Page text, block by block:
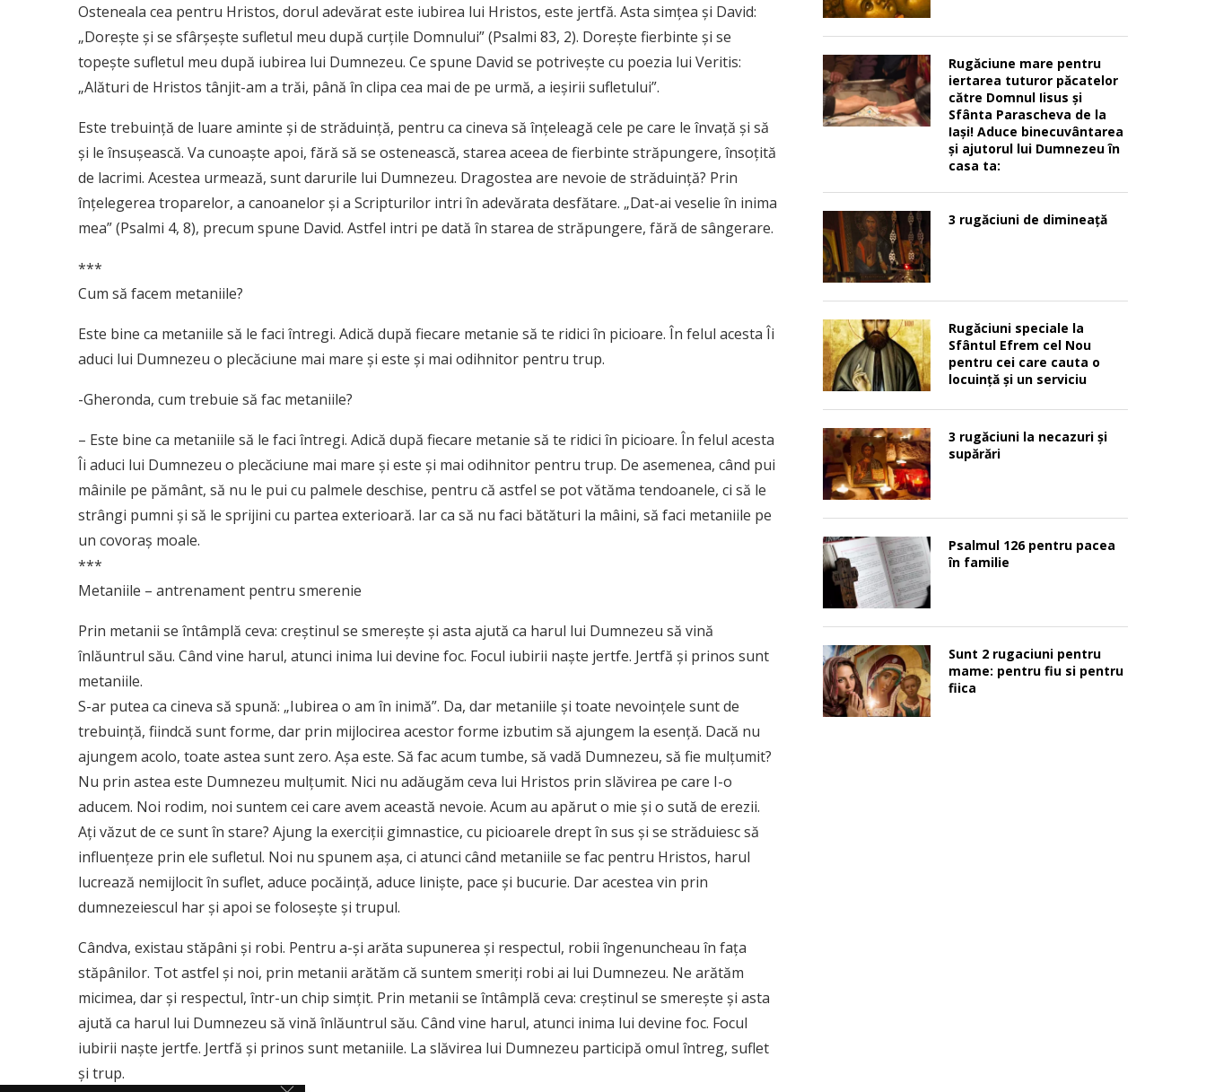
Osteneala cea pentru Hristos, dorul adevărat este iubirea lui Hristos, este jertfă. Asta simţea şi David:
„Doreşte şi se sfârşeşte sufletul meu după curţile Domnului” (Psalmi 83, 2). Doreşte fierbinte şi se
topeşte sufletul meu după iubirea lui Dumnezeu. Ce spune David se potriveşte cu poezia lui Veritis:
„Alături de Hristos tânjit-am a trăi, până în clipa cea mai de pe urmă, a ieşirii sufletului”.
Este trebuinţă de luare aminte şi de străduinţă, pentru ca cineva să înţeleagă cele pe care le învaţă şi să
și le însuşească. Va cunoaşte apoi, fără să se ostenească, starea aceea de fierbinte străpungere, însoţită
de lacrimi. Acestea urmează, sunt darurile lui Dumnezeu. Dragostea are nevoie de străduinţă? Prin
înţelegerea troparelor, a canoanelor şi a Scripturilor intri în adevărata desfătare. „Dat-ai veselie în inima
mea” (Psalmi 4, 8), precum spune David. Astfel intri pe dată în starea de străpungere, fără de sângerare.
***
Cum să facem metaniile?
Este bine ca metaniile să le faci întregi. Adică după fiecare metanie să te ridici în picioare. În felul acesta Îi
aduci lui Dumnezeu o plecăciune mai mare și este și mai odihnitor pentru trup.
-Gheronda, cum trebuie să fac metaniile?
– Este bine ca metaniile să le faci întregi. Adică după fiecare metanie să te ridici în picioare. În felul acesta
Îi aduci lui Dumnezeu o plecăciune mai mare și este și mai odihnitor pentru trup. De asemenea, când pui
mâinile pe pământ, să nu le pui cu palmele deschise, pentru că astfel se pot vătăma tendoanele, ci să le
strângi pumni și să le sprijini cu partea exterioară. Iar ca să nu faci bătături la mâini, să faci metaniile pe
un covoraș moale.
***
Metaniile – antrenament pentru smerenie
Prin metanii se întâmplă ceva: creştinul se smereşte şi asta ajută ca harul lui Dumnezeu să vină
înlăuntrul său. Când vine harul, atunci inima lui devine foc. Focul iubirii naşte jertfe. Jertfă şi prinos sunt
metaniile.
S-ar putea ca cineva să spună: „Iubirea o am în inimă”. Da, dar metaniile şi toate nevoinţele sunt de
trebuinţă, fiindcă sunt forme, dar prin mijlocirea acestor forme izbutim să ajungem la esenţă. Dacă nu
ajungem acolo, toate astea sunt zero. Aşa este. Să fac acum tumbe, să vadă Dumnezeu, să fie mulţumit?
Nu prin astea este Dumnezeu mulţumit. Nici nu adăugăm ceva lui Hristos prin slăvirea pe care I-o
aducem. Noi rodim, noi suntem cei care avem această nevoie. Acum au apărut o mie şi o sută de erezii.
Aţi văzut de ce sunt în stare? Ajung la exerciţii gimnastice, cu picioarele drept în sus şi se străduiesc să
influenţeze prin ele sufletul. Noi nu spunem aşa, ci atunci când metaniile se fac pentru Hristos, harul
lucrează nemijlocit în suflet, aduce pocăinţă, aduce linişte, pace şi bucurie. Dar acestea vin prin
dumnezeiescul har şi apoi se foloseşte şi trupul.
Cândva, existau stăpâni şi robi. Pentru a-şi arăta supunerea şi respectul, robii îngenuncheau în faţa
stăpânilor. Tot astfel şi noi, prin metanii arătăm că suntem smeriţi robi ai lui Dumnezeu. Ne arătăm
micimea, dar şi respectul, într-un chip simţit. Prin metanii se întâmplă ceva: creştinul se smereşte şi asta
ajută ca harul lui Dumnezeu să vină înlăuntrul său. Când vine harul, atunci inima lui devine foc. Focul
iubirii naşte jertfe. Jertfă şi prinos sunt metaniile. La slăvirea lui Dumnezeu participă omul întreg, suflet
şi trup.
Rugăciune mare pentru
iertarea tuturor păcatelor
către Domnul Iisus şi
Sfânta Parascheva de la
Iaşi! Aduce binecuvântarea
şi ajutorul lui Dumnezeu în
casa ta:
3 rugăciuni de dimineață
Rugăciuni speciale la
Sfântul Efrem cel Nou
pentru cei care cauta o
locuinţă şi un serviciu
3 rugăciuni la necazuri și
supărări
Psalmul 126 pentru pacea
în familie
Sunt 2 rugaciuni pentru
mame: pentru fiu si pentru
fiica